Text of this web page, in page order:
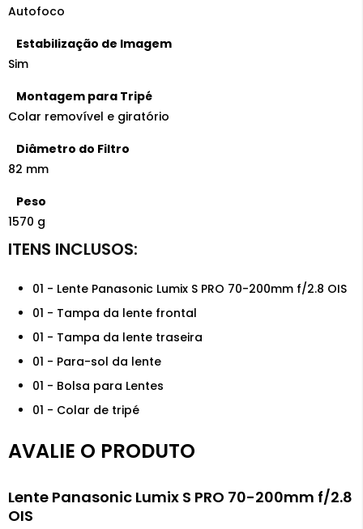
Autofoco
Estabilização de Imagem
Sim
Montagem para Tripé
Colar removível e giratório
Diâmetro do Filtro
82 mm
Peso
1570 g
01 - Lente Panasonic Lumix S PRO 70-200mm f/2.8 OIS
01 - Tampa da lente frontal
01 - Tampa da lente traseira
01 - Para-sol da lente
01 - Bolsa para Lentes
01 - Colar de tripé
AVALIE O PRODUTO
Lente Panasonic Lumix S PRO 70-200mm f/2.8
OIS